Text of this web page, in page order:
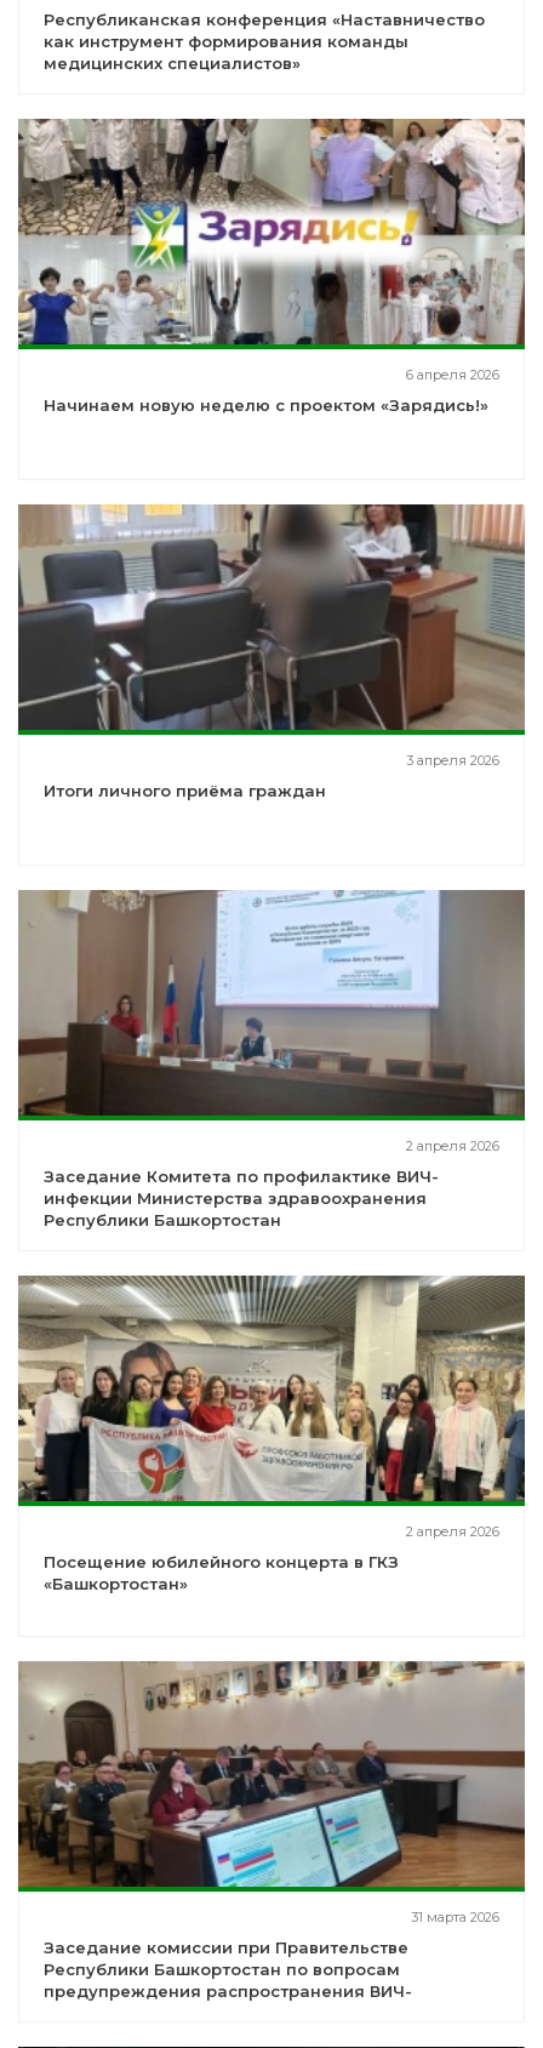
Республиканская конференция «Наставничество
как инструмент формирования команды
медицинских специалистов»
6 апреля 2026
Начинаем новую неделю с проектом «Зарядись!»
3 апреля 2026
Итоги личного приёма граждан
2 апреля 2026
Заседание Комитета по профилактике ВИЧ-
инфекции Министерства здравоохранения
Республики Башкортостан
2 апреля 2026
Посещение юбилейного концерта в ГКЗ
«Башкортостан»
31 марта 2026
Заседание комиссии при Правительстве
Республики Башкортостан по вопросам
предупреждения распространения ВИЧ-